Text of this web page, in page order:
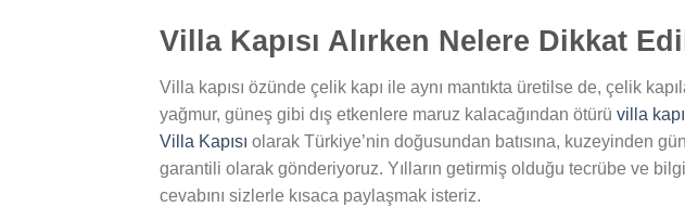
Villa Kapısı Alırken Nelere Dikkat
Villa kapısı özünde çelik kapı ile aynı mantıkta üretilse de, çelik
yağmur, güneş gibi dış etkenlere maruz kalacağından ötürü villa
Villa Kapısı olarak Türkiye’nin doğusundan batısına, kuzeyinden
garantili olarak gönderiyoruz. Yılların getirmiş olduğu tecrübe ve
cevabını sizlerle kısaca paylaşmak isteriz.